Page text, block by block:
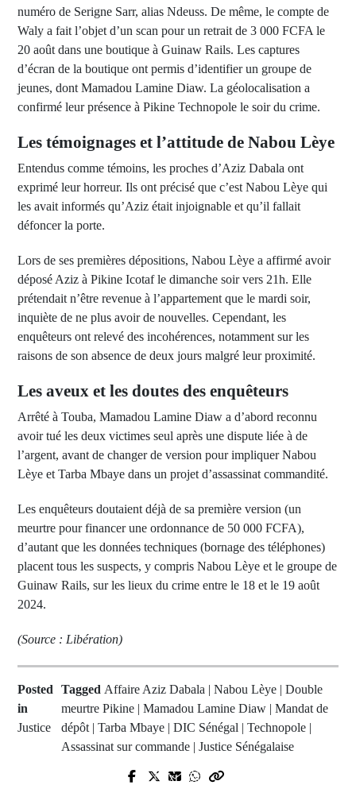
numéro de Serigne Sarr, alias Ndeuss. De même, le compte de
Waly a fait l’objet d’un scan pour un retrait de 3 000 FCFA le
20 août dans une boutique à Guinaw Rails. Les captures
d’écran de la boutique ont permis d’identifier un groupe de
jeunes, dont Mamadou Lamine Diaw. La géolocalisation a
confirmé leur présence à Pikine Technopole le soir du crime.
Les témoignages et l’attitude de Nabou Lèye
Entendus comme témoins, les proches d’Aziz Dabala ont
exprimé leur horreur. Ils ont précisé que c’est Nabou Lèye qui
les avait informés qu’Aziz était injoignable et qu’il fallait
défoncer la porte.
Lors de ses premières dépositions, Nabou Lèye a affirmé avoir
déposé Aziz à Pikine Icotaf le dimanche soir vers 21h. Elle
prétendait n’être revenue à l’appartement que le mardi soir,
inquiète de ne plus avoir de nouvelles. Cependant, les
enquêteurs ont relevé des incohérences, notamment sur les
raisons de son absence de deux jours malgré leur proximité.
Les aveux et les doutes des enquêteurs
Arrêté à Touba, Mamadou Lamine Diaw a d’abord reconnu
avoir tué les deux victimes seul après une dispute liée à de
l’argent, avant de changer de version pour impliquer Nabou
Lèye et Tarba Mbaye dans un projet d’assassinat commandité.
Les enquêteurs doutaient déjà de sa première version (un
meurtre pour financer une ordonnance de 50 000 FCFA),
d’autant que les données techniques (bornage des téléphones)
placent tous les suspects, y compris Nabou Lèye et le groupe de
Guinaw Rails, sur les lieux du crime entre le 18 et le 19 août
2024.
(Source : Libération)
Posted
in
Justice
Tagged Affaire Aziz Dabala | Nabou Lèye | Double
meurtre Pikine | Mamadou Lamine Diaw | Mandat de
dépôt | Tarba Mbaye | DIC Sénégal | Technopole |
Assassinat sur commande | Justice Sénégalaise
Prev Post
Next Post